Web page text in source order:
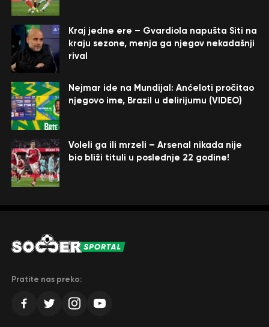
Kraj jedne ere – Gvardiola napušta Siti na
kraju sezone, menja ga njegov nekadašnji
rival
Nejmar ide na Mundijal: Anćeloti pročitao
njegovo ime, Brazil u delirijumu (VIDEO)
Voleli ga ili mrzeli – Arsenal nikada nije
bio bliži tituli u poslednje 22 godine!
Pratite nas preko: